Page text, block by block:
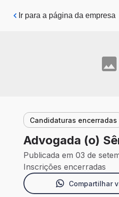
Pular para o conteúdo principal
Ir para a página da empresa
Candidaturas encerradas
Advogada (o)
Publicada em 03 de
Inscrições encerradas
Compartilhar